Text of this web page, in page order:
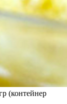
(контейнер